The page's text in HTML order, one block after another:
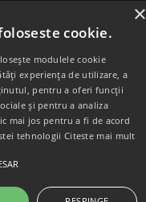
Sambata
Duminica
×
cookie.
modulele cookie
experiența de utilizare, a
pentru a oferi funcții
și pentru a analiza
mai jos pentru a fi de acord
tehnologii Citeste mai mult